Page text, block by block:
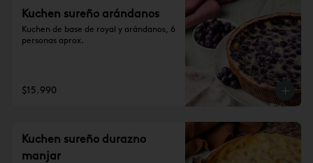
Kuchen sureño arándanos
Kuchen de base de royal y arándanos, 6
personas aprox.
$15.990
Kuchen sureño durazno
manjar